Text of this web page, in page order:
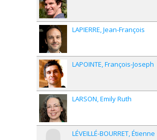
LAPIERRE Jean-François
LAPOINTE François-Joseph
LARSON Emily Ruth
LÉVEILLÉ-BOURRET Étienne